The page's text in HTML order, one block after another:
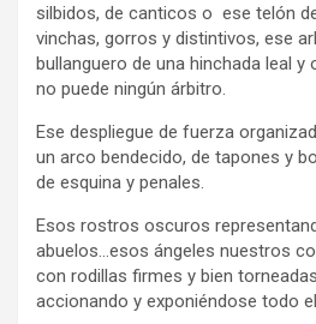
silbidos, de canticos o ese telón
vinchas, gorros y distintivos, ese
bullanguero de una hinchada leal y
no puede ningún árbitro.
Ese despliegue de fuerza
un arco bendecido, de tapones y
de esquina y penales.
Esos rostros oscuros
abuelos…esos ángeles nuestros
con rodillas firmes y bien
accionando y exponiéndose todo